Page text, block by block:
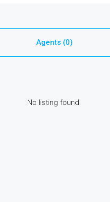
Agents (0)
No listing found.